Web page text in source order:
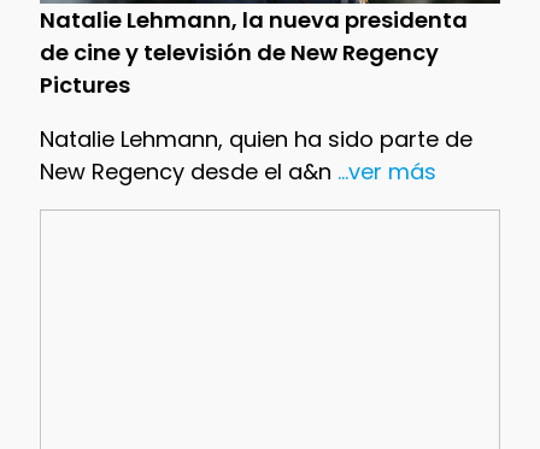
Natalie Lehmann, la nueva presidenta
de cine y televisión de New Regency
Pictures
Natalie Lehmann, quien ha sido parte de
New Regency desde el a&n ...ver más